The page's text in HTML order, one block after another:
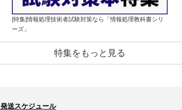
[特集]情報処理技術者試験対策なら「情報処理教科書シリ
ーズ」
特集をもっと見る
発送スケジュール